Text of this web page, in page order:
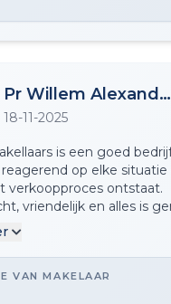
Pr Willem Alexanderlaan 9
18-11-2025
is een goed
op elke situatie
verkoopproces ontstaat.
vriendelijk en alles is
verkoop voor alle
VAN MAKELAAR